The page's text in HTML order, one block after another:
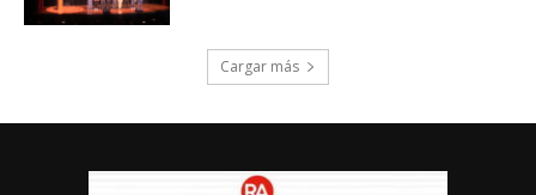
Cargar más